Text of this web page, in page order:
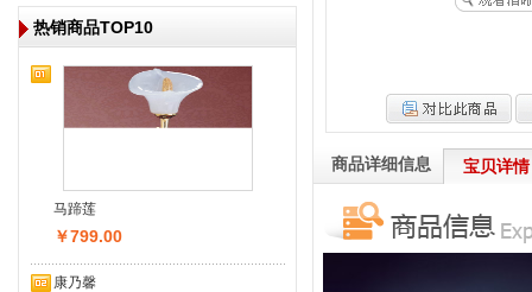
热销商品TOP10
马蹄莲
￥799.00
康乃馨
商品详细信息 宝贝详情